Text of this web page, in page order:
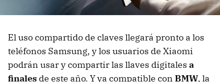
El uso compartido de claves llegará pronto a los
teléfonos Samsung, y los usuarios de Xiaomi
podrán usar y compartir las llaves digitales a
finales de este año. Y ya compatible con BMW, la